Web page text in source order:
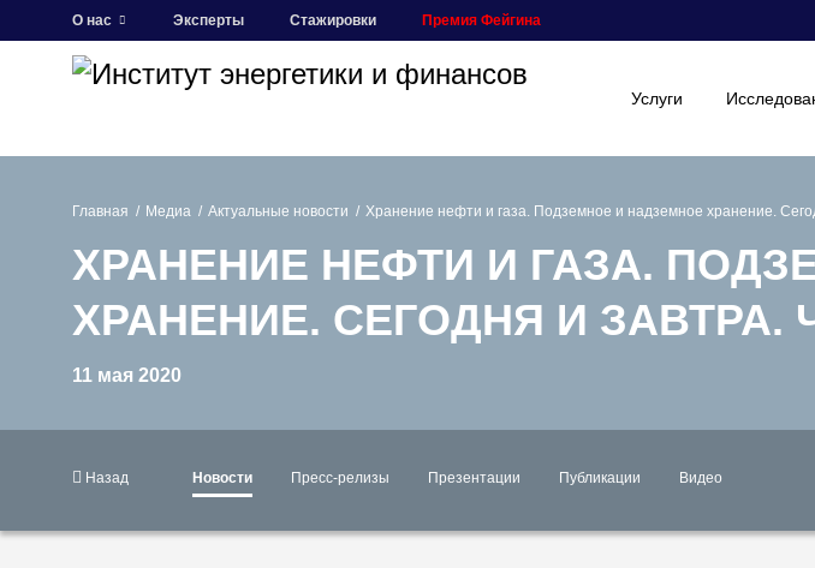
О нас Эксперты Стажировки Премия Фейгина
Услуги
Главная Медиа Актуальные новости Хранение нефти и газа. Подземное и надземное хранение.
ХРАНЕНИЕ НЕФТИ И ГАЗА.
ХРАНЕНИЕ. СЕГОДНЯ И ЗАВТРА.
11 мая 2020
Назад Новости Пресс-релизы Презентации Публикации Видео